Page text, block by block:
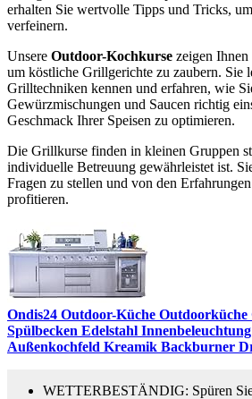
erhalten Sie wertvolle Tipps und Tricks,
verfeinern.
Unsere Outdoor-Kochkurse zeigen Ihnen
um köstliche Grillgerichte zu zaubern. Sie
Grilltechniken kennen und erfahren, wie
Gewürzmischungen und Saucen richtig
Geschmack Ihrer Speisen zu optimieren.
Die Grillkurse finden in kleinen Gruppen
individuelle Betreuung gewährleistet ist.
Fragen zu stellen und von den
profitieren.
Ondis24 Outdoor-Küche
Spülbecken Edelstahl
Außenkochfeld Kreamik Backburner
WETTERBESTÄNDIG: Spüren